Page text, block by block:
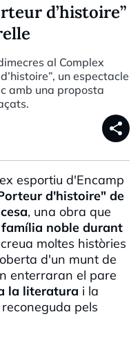
d’histoire”
al Complex
un espectacle
amb una proposta
share
esportiu d'Encamp
d'histoire" de
, una obra que
noble durant
moltes històries
d'un munt de
enterraran el pare
la literatura i la
reconeguda pels